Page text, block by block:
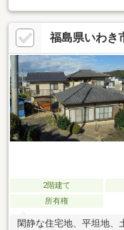
す。・スタッフ一同、
験知識が豊富なスタッフ
す。・お問合せを受けて
す。・その他物件情報も
ください。
福島県いわき
2階建て
所有権
閑静な住宅地、平坦地、